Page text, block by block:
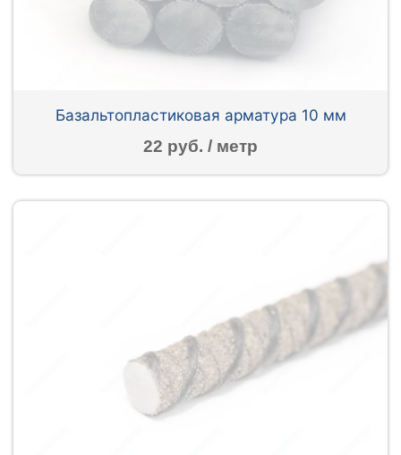
Базальтопластиковая арматура 10 мм
22 руб. / метр